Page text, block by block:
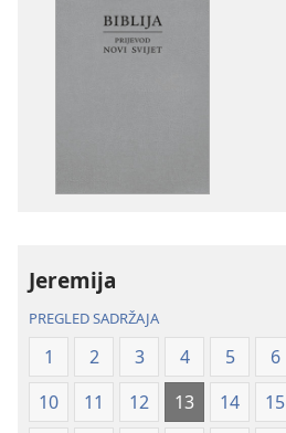
Jeremija
PREGLED SADRŽAJA
1 2 3 4 5 6
10
11 12 13 14 15